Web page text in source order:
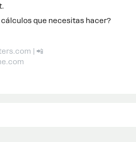
que necesitas hacer?
| 📲